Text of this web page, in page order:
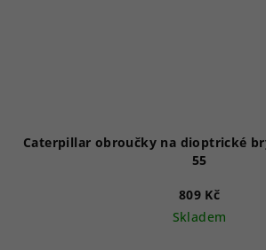
Caterpillar obroučky na dioptrické
55
809 Kč
Skladem